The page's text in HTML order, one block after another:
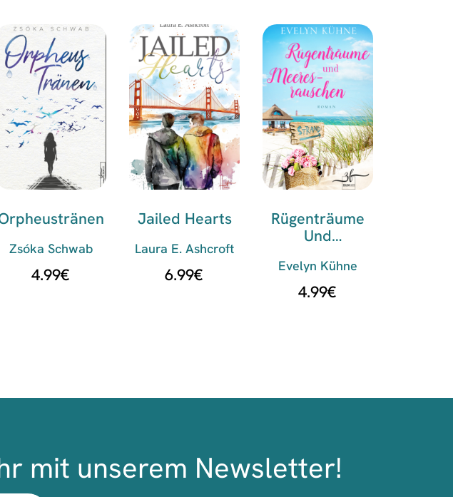
Zsóka Schwab
4.99€
Jailed Hearts
Laura E. Ashcroft
6.99€
Rügenträume
Und
N
Evelyn Kühne
4.99€
mit unserem Newsletter!